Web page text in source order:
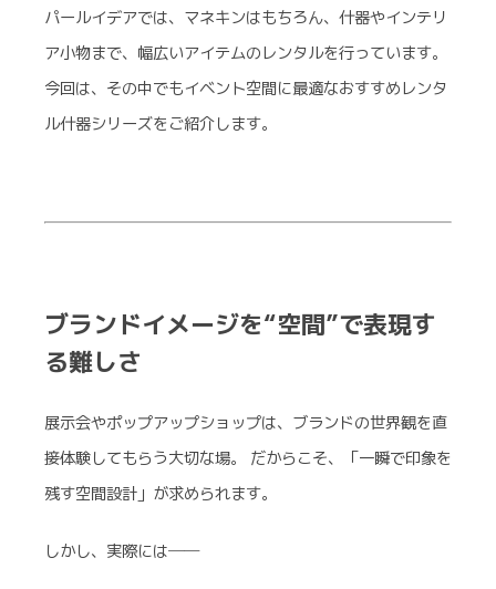
パールイデアでは、マネキンはもちろん、什器やインテリ
ア小物まで、幅広いアイテムのレンタルを行っています。
今回は、その中でもイベント空間に最適なおすすめレンタ
ル什器シリーズをご紹介します。
ブランドイメージを“空間”で表現す
る難しさ
展示会やポップアップショップは、ブランドの世界観を直
接体験してもらう大切な場。 だからこそ、「一瞬で印象を
残す空間設計」が求められます。
しかし、実際には──